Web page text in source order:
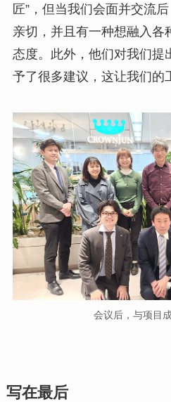
匠”，但当我们会面并交流
亲切，并且有一种想融入各
态度。此外，他们对我们提
予了很多建议，这让我们的
会议后，与项目
写在最后